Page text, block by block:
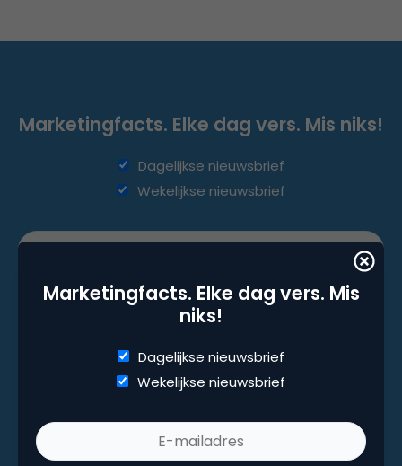
Marketingfacts. Elke dag vers. Mis
niks!
Dagelijkse nieuwsbrief
Wekelijkse nieuwsbrief
Marketingfacts. Elke dag vers. Mis niks!
Dagelijkse nieuwsbrief
Wekelijkse nieuwsbrief